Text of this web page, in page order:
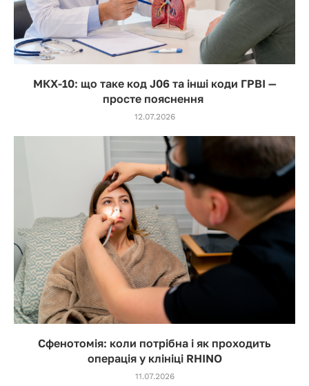
МКХ-10: що таке код J06 та інші коди ГРВІ —
просте пояснення
12.07.2026
Сфенотомія: коли потрібна і як проходить
операція у клініці RHINO
11.07.2026